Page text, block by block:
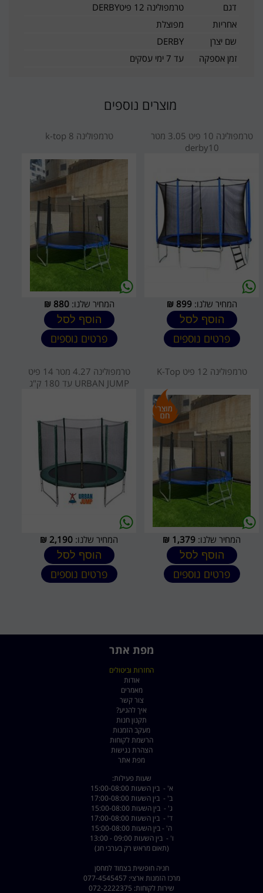
דגם
טרמפולינה 12 פיטDERBY
אחריות
מפוצלת
שם יצרן
DERBY
זמן אספקה
עד 7 ימי עסקים
מוצרים נוספים
טרמפולינה 10 פיט 3.05 מטר
derby10
המחיר שלנו:899
₪
הוסף לסל
פרטים נוספים
טרמפולינה k-top 8
המחיר שלנו:880
₪
הוסף לסל
פרטים נוספים
טרמפולינה 12 פיט K-Top
המחיר שלנו: 1,379
₪
הוסף לסל
פרטים נוספים
טרמפולינה 4.27 מטר 14 פיט
URBAN JUMP עד 180 ק"ג
המחיר שלנו: 2,190
₪
הוסף לסל
פרטים נוספים
מפת אתר
החזרות וביטולים
אודות
מאמרים
צור קשר
איך להגיע?
תקנון חנות
מעקב הזמנות
הרשמת לקוחות
הצהרת נגישות
מפת אתר
שעות פעילות:
א' - בין השעות 15:00-08:00
ב' - בין השעות 17:00-08:00
ג' - בין השעות 15:00-08:00
ד' - בין השעות 17:00-08:00
ה' - בין השעות 15:00-08:00
ו' - בין השעות 09:00 - 13:00
(תאום מראש רק בערבי חג)
חניה חופשית בצמוד למחסן
מרכז הזמנות ארצי: 077-4545457
שירות לקוחות: 072-2222375